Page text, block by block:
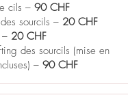
cils – 90 CHF
sourcils – 20 CHF
20 CHF
des sourcils (mise en
– 90 CHF